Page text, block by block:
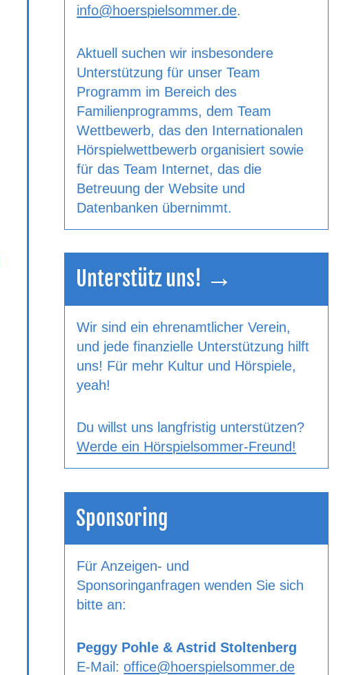
info@hoerspielsommer.de.
Aktuell suchen wir insbesondere
Unterstützung für unser Team
Programm im Bereich des
Familienprogramms, dem Team
Wettbewerb, das den Internatio­nalen
Hörspielwettbewerb organisiert sowie
für das Team Internet, das die
Betreuung der Website und
Datenbanken übernimmt.
Unterstütz uns! →
Wir sind ein ehrenamtlicher Verein,
und jede finanzielle Unterstützung hilft
uns! Für mehr Kultur und Hörspiele,
yeah!
Du willst uns langfristig unterstützen?
Werde ein Hörspielsommer-Freund!
Sponsoring
Für Anzeigen- und
Sponsoringanfragen wenden Sie sich
bitte an:
Peggy Pohle & Astrid Stoltenberg
E-Mail:office@hoerspielsommer.de